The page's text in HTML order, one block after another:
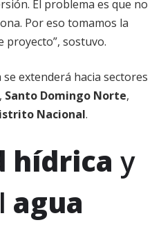
El problema es que no
Por eso tomamos la
proyecto”, sostuvo.
extenderá hacia sectores
, Santo Domingo Norte,
Nacional.
hídrica y
agua